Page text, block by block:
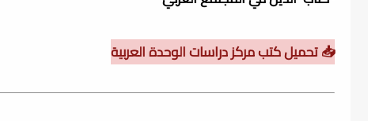
📥 تحميل كتب مركز دراسات الوحدة العربية